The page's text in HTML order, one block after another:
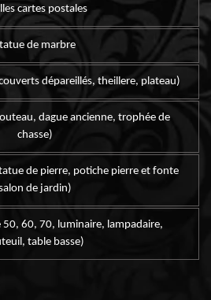
cartes postales
de marbre
dépareillés, theillere, plateau)
dague ancienne, trophée de
chasse)
de pierre, potiche pierre et fonte
de jardin)
50, 60, 70, luminaire, lampadaire,
table basse)